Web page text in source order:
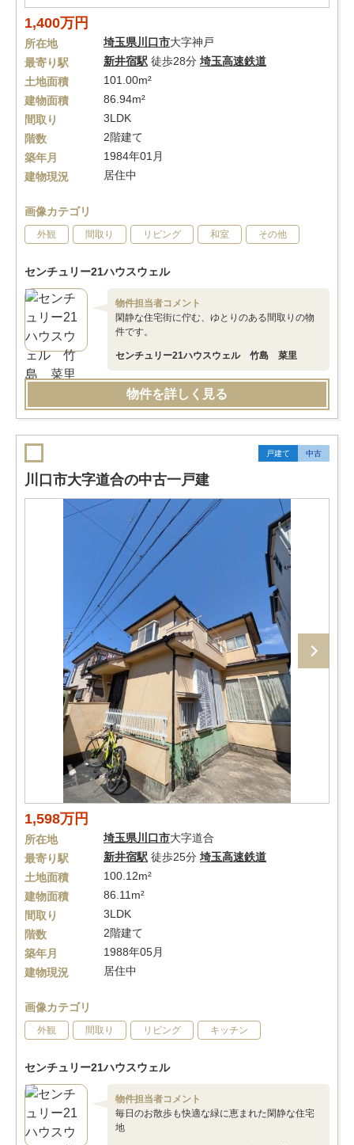
1,400万円
所在地 埼玉県川口市大字神戸
最寄り駅
新井宿駅 徒歩28分 埼玉高速鉄道
土地面積
101.00m²
建物面積
86.94m²
間取り
3LDK
階数
2階建て
築年月
1984年01月
建物現況
居住中
画像カテゴリ
外観 間取り リビング 和室 その他
センチュリー21ハウスウェル
物件担当者コメント
閑静な住宅街に佇む、ゆとりのある間取りの物
件です。
センチュリー21ハウスウェル 竹島 菜里
物件を詳しく見る
戸建て 中古
川口市大字道合の中古一戸建
1,598万円
所在地 埼玉県川口市大字道合
最寄り駅
新井宿駅 徒歩25分 埼玉高速鉄道
土地面積
100.12m²
建物面積
86.11m²
間取り
3LDK
階数
2階建て
築年月
1988年05月
建物現況
居住中
画像カテゴリ
外観 間取り リビング キッチン
センチュリー21ハウスウェル
物件担当者コメント
毎日のお散歩も快適な緑に恵まれた閑静な住宅
地